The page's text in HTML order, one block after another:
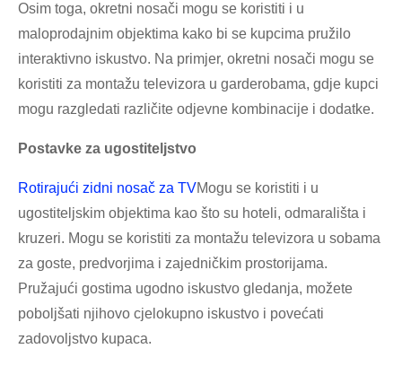
Osim toga, okretni nosači mogu se koristiti i u
maloprodajnim objektima kako bi se kupcima pružilo
interaktivno iskustvo. Na primjer, okretni nosači mogu se
koristiti za montažu televizora u garderobama, gdje kupci
mogu razgledati različite odjevne kombinacije i dodatke.
Postavke za ugostiteljstvo
Rotirajući zidni nosač za TVMogu se koristiti i u
ugostiteljskim objektima kao što su hoteli, odmarališta i
kruzeri. Mogu se koristiti za montažu televizora u sobama
za goste, predvorjima i zajedničkim prostorijama.
Pružajući gostima ugodno iskustvo gledanja, možete
poboljšati njihovo cjelokupno iskustvo i povećati
zadovoljstvo kupaca.